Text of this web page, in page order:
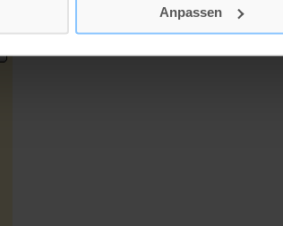
Anpassen